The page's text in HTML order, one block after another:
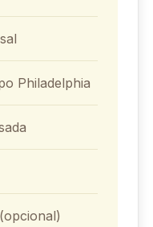
Philadelphia